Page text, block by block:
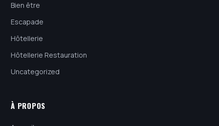
Bien être
Escapade
Hôtellerie
Hôtellerie Restauration
Uncategorized
À PROPOS